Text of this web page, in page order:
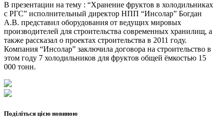
В презентации на тему : “Хранение фруктов в холодильниках
с РГС” исполнительный директор НПП “Инсолар” Богдан
А.В. представил оборудования от ведущих мировых
производителей для строительства современных хранилищ, а
также рассказал о проектах строительства в 2011 году.
Компания “Инсолар” заключила договора на строительство в
этом году 7 холодильников для фруктов общей ёмкостью 15
000 тонн.
Поділіться цією новиною